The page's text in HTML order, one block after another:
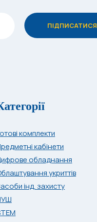
комплекти
кабінети
обладнання
укриттів
інд. захисту